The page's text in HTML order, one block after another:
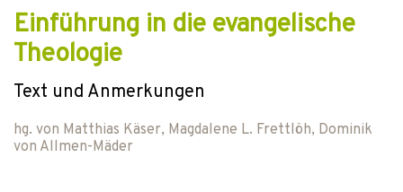
Einführung in die evangelische
Theologie
Text und Anmerkungen
hg. von Matthias Käser, Magdalene L. Frettlöh, Dominik
von Allmen-Mäder